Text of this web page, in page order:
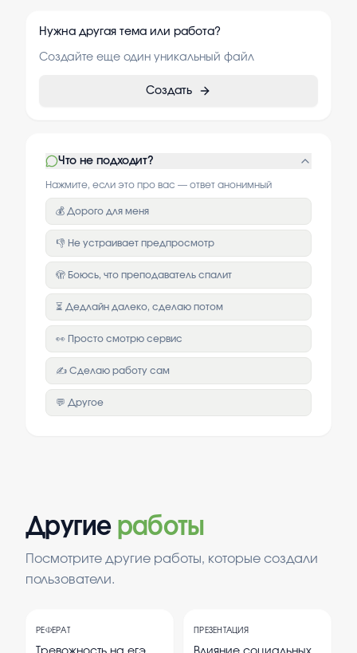
Нужна другая тема или работа?
Создайте еще один уникальный файл
Создать
Что не подходит?
Нажмите, если это про вас — ответ анонимный
💰 Дорого для меня
👎 Не устраивает предпросмотр
🫣 Боюсь, что преподаватель спалит
⏳ Дедлайн далеко, сделаю потом
👀 Просто смотрю сервис
✍️ Сделаю работу сам
💬 Другое
Другие работы
Посмотрите другие работы, которые создали
пользователи.
РЕФЕРАТ ПРЕЗЕНТАЦИЯ